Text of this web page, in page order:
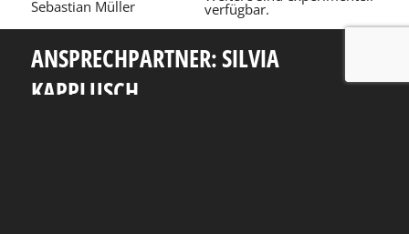
Sebastian Müller
verfügbar.
ANSPRECHPARTNER: SILVIA
KAPPLUSCH